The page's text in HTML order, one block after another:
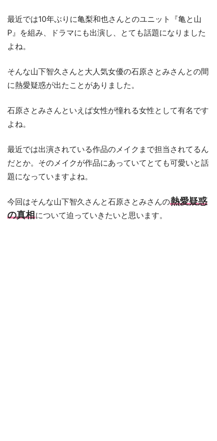
最近では10年ぶりに亀梨和也さんとのユニット『亀と山
P』を組み、ドラマにも出演し、とても話題になりました
よね。
そんな山下智久さんと大人気女優の石原さとみさんとの間
に熱愛疑惑が出たことがありました。
石原さとみさんといえば女性が憧れる女性として有名です
よね。
最近では出演されている作品のメイクまで担当されてるん
だとか。そのメイクが作品にあっていてとても可愛いと話
題になっていますよね。
今回はそんな山下智久さんと石原さとみさんの熱愛疑惑
の真相について迫っていきたいと思います。